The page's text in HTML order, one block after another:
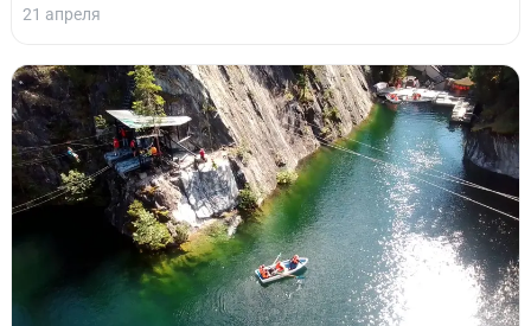
21 апреля